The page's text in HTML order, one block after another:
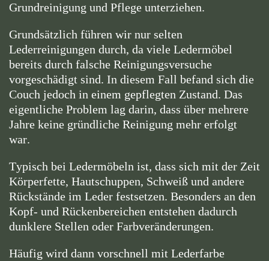
Grundreinigung und Pflege unterziehen.
Grundsätzlich führen wir nur selten
Lederreinigungen durch, da viele Ledermöbel
bereits durch falsche Reinigungsversuche
vorgeschädigt sind. In diesem Fall befand sich die
Couch jedoch in einem gepflegten Zustand. Das
eigentliche Problem lag darin, dass über mehrere
Jahre keine gründliche Reinigung mehr erfolgt
war.
Typisch bei Ledermöbeln ist, dass sich mit der Zeit
Körperfette, Hautschuppen, Schweiß und andere
Rückstände im Leder festsetzen. Besonders an den
Kopf- und Rückenbereichen entstehen dadurch
dunklere Stellen oder Farbveränderungen.
Häufig wird dann vorschnell mit Lederfarbe